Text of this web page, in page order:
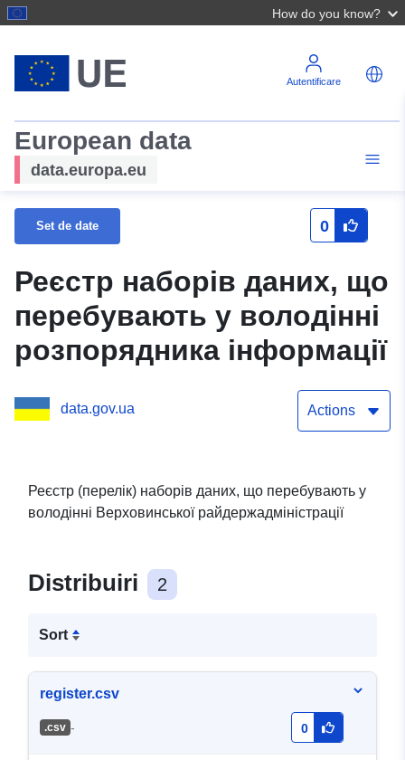
How do you know?
Autentificare
European data
data.europa.eu
Set de date 0
Реєстр наборів даних, що
перебувають у володінні
розпорядника інформації
data.gov.ua Actions
Реєстр (перелік) наборів даних, що перебувають у
володінні Верховинської райдержадміністрації
Distribuiri 2
Sort
register.csv
.csv - 0